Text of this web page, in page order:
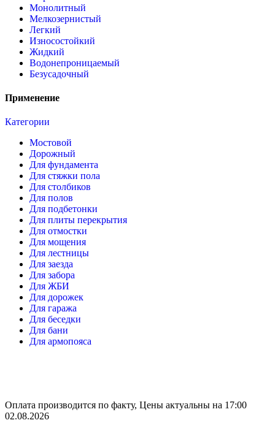
Монолитный
Мелкозернистый
Легкий
Износостойкий
Жидкий
Водонепроницаемый
Безусадочный
Применение
Категории
Мостовой
Дорожный
Для фундамента
Для стяжки пола
Для столбиков
Для полов
Для подбетонки
Для плиты перекрытия
Для отмостки
Для мощения
Для лестницы
Для заезда
Для забора
Для ЖБИ
Для дорожек
Для гаража
Для беседки
Для бани
Для армопояса
Оплата производится по факту, Цены актуальны на 17:00
02.08.2026